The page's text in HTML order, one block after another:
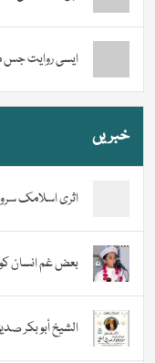
ایسی روایت جس
خبریں
اثری اسلامک
بعض غم انسان
الشيخ أبو بكر